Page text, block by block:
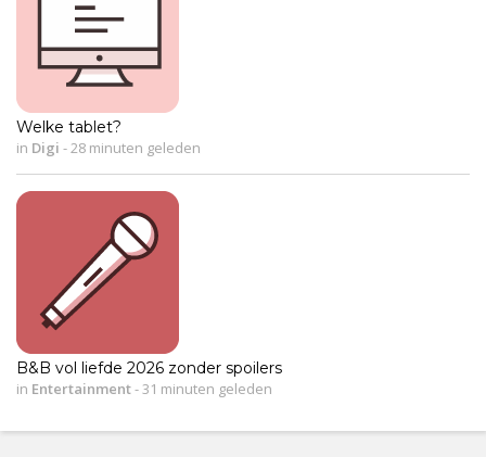
Welke tablet?
in Digi -28 minuten geleden
B&B vol liefde 2026 zonder spoilers
in Entertainment-31 minuten geleden